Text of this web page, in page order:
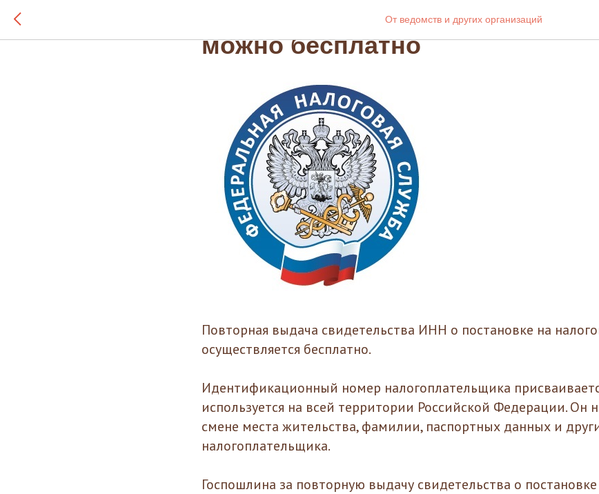
От ведомств и других организаций
Осуществить повторную
можно бесплатно
Повторная выдача свидетельства ИНН о постановке на
осуществляется бесплатно.
Идентификационный номер налогоплательщика
используется на всей территории Российской Федерации. Он
смене места жительства, фамилии, паспортных данных и
налогоплательщика.
Госпошлина за повторную выдачу свидетельства о постановке